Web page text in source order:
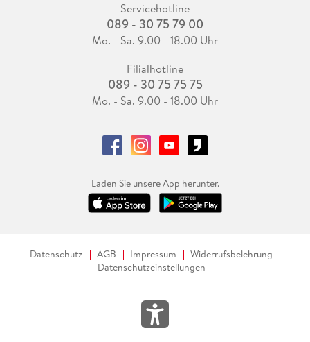
Servicehotline
089 - 30 75 79 00
Mo. - Sa. 9.00 - 18.00 Uhr
Filialhotline
089 - 30 75 75 75
Mo. - Sa. 9.00 - 18.00 Uhr
Laden Sie unsere App herunter.
Datenschutz AGB Impressum
Widerrufsbelehrung
Datenschutzeinstellungen